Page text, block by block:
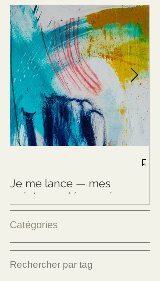
Je me lance — mes
peintures, désormais en
ligne
Catégories